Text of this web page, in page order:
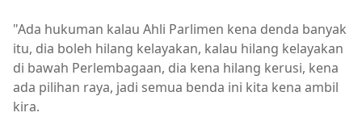
"Ada hukuman kalau Ahli Parlimen kena denda banyak
itu, dia boleh hilang kelayakan, kalau hilang kelayakan
di bawah Perlembagaan, dia kena hilang kerusi, kena
ada pilihan raya, jadi semua benda ini kita kena ambil
kira.